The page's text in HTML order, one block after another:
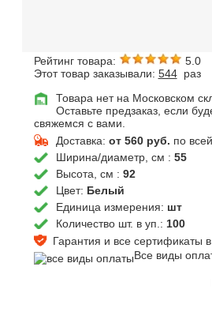
Рейтинг товара:
5.0
Этот товар заказывали: 544раз
Товара нет на Московском
Оставьте предзаказ, если
свяжемся с вами.
Доставка: от 560 руб. по
Ширина/диаметр, см : 55
Высота, см : 92
Цвет: Белый
Единица измерения: шт
Количество шт. в уп.: 100
Гарантия и все сертификаты в
Все виды